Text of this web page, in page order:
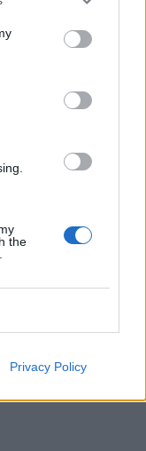
the
Privacy Policy